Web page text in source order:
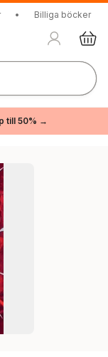
• Billiga böcker
till 50% →